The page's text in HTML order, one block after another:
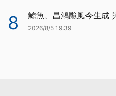
8 鯨魚、昌鴻颱風今生成
2026/8/5 19:39